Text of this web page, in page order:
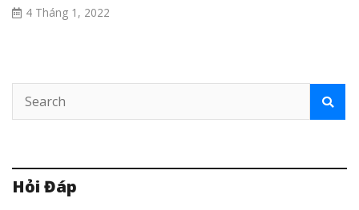
4 Tháng 1, 2022
Hỏi Đáp